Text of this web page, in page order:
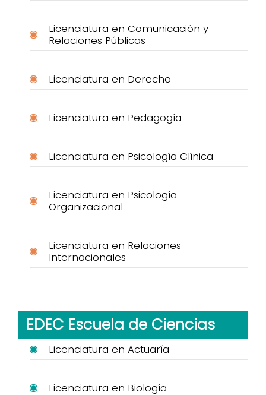
Licenciatura en Comunicación y
Relaciones Públicas
Licenciatura en Derecho
Licenciatura en Pedagogía
Licenciatura en Psicología Clínica
Licenciatura en Psicología
Organizacional
Licenciatura en Relaciones
Internacionales
EDEC Escuela de Ciencias
Licenciatura en Actuaría
Licenciatura en Biología